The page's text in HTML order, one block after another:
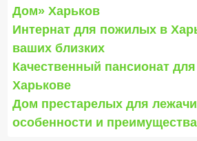
Дом» Харьков
Интернат для пожилых в
ваших близких
Качественный пансионат
Харькове
Дом престарелых для
особенности и преимущества